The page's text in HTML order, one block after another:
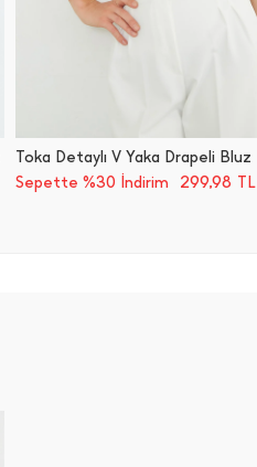
Toka Detaylı V Yaka Drapeli Bluz
Sepette %30 İndirim
299,98 TL